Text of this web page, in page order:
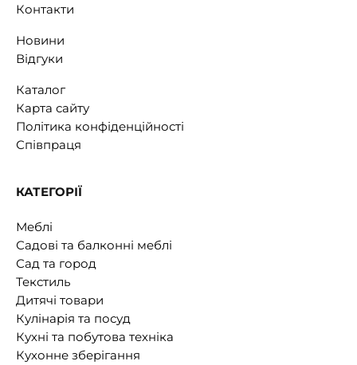
Контакти
Новини
Відгуки
Каталог
Карта сайту
Політика конфіденційності
Співпраця
КАТЕГОРІЇ
Меблі
Садові та балконні меблі
Сад та город
Текстиль
Дитячі товари
Кулінарія та посуд
Кухні та побутова техніка
Кухонне зберігання